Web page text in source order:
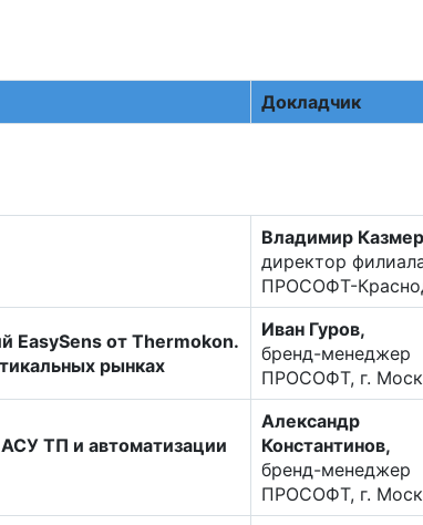
Докладчик
Владимир
директор
ПРОСОФТ-
EasySens от Thermokon.
рынках
Иван Гуров,
бренд-менеджер
ПРОСОФТ, г.
АСУ ТП и автоматизации
Александр
Константинов,
бренд-менеджер
ПРОСОФТ, г.